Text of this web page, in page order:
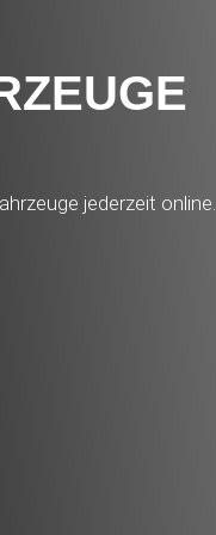
jederzeit online.